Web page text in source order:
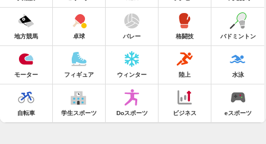
地方競馬 卓球 バレー 格闘技 バドミントン
モーター フィギュア ウィンター 陸上 水泳
自転車 学生スポーツ Doスポーツ ビジネス eスポーツ